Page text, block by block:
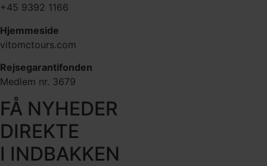
+45 9392 1166
Hjemmeside
vitomctours.com
Rejsegarantifonden
Medlem nr. 3679
FÅ NYHEDER
DIREKTE
I INDBAKKEN